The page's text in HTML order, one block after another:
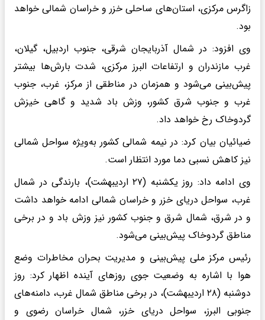
زاگرس مرکزی، استان‌های ساحلی خزر و خراسان شمالی خواهد
بود.
وی افزود: در شمال آذربایجان شرقی، جنوب اردبیل، گیلان،
غرب مازندران و ارتفاعات البرز مرکزی، شدت بارش‌ها بیشتر
پیش‌بینی می‌شود و همزمان در مناطقی از مرکز، غرب، جنوب
غرب و جنوب شرق کشور، وزش باد شدید و گاهی خیزش
گردوخاک رخ خواهد داد.
ضیائیان بیان کرد: در نیمه شمالی کشور به‌ویژه سواحل شمالی
نیز کاهش نسبی دما مورد انتظار است.
وی ادامه داد: روز یکشنبه (۲۷ اردیبهشت)، بارندگی در شمال
غرب، سواحل دریای خزر و خراسان شمالی ادامه خواهد داشت
و در شرق، شمال شرق و جنوب کشور نیز وزش باد و در برخی
مناطق گردوخاک پیش‌بینی می‌شود.
رئیس مرکز ملی پیش‌بینی و مدیریت بحران مخاطرات وضع
هوا با اشاره به وضعیت جوی روزهای آینده اظهار کرد: روز
دوشنبه (۲۸ اردیبهشت)، در برخی مناطق شمال غرب، دامنه‌های
جنوبی البرز، سواحل دریای خزر، شمال خراسان رضوی و